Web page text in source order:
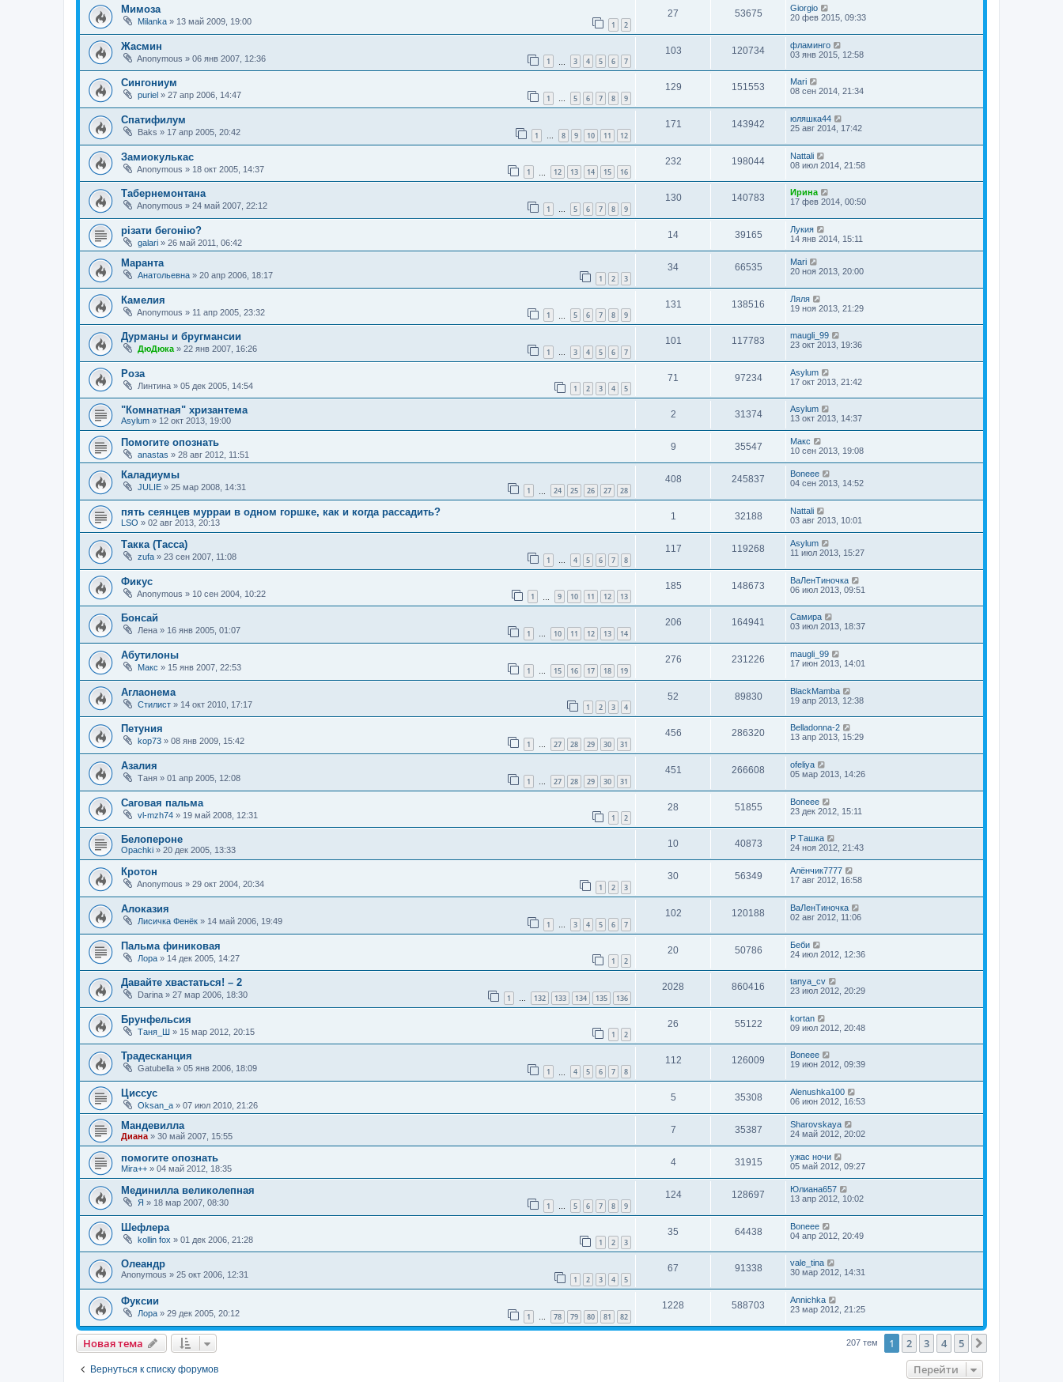
Мимоза
Milanka » 13 май 2009, 19:00 1 2
27 53675
Giorgio
20 фев 2015, 09:33
Жасмин
Anonymous » 06 янв 2007, 12:36 1 3 4 5 6 7
103 120734
фламинго
03 янв 2015, 12:58
Сингониум
puriel » 27 апр 2006, 14:47 1 … 5 6 7 8 9
129 151553
Mari
08 сен 2014, 21:34
Спатифилум
Baks » 17 апр 2005, 20:42 1 … 8 9 10 11 12
171 143942
юляшка44
25 авг 2014, 17:42
Замиокулькас
Anonymous » 18 окт 2005, 14:37 1 12 13 14 15 16
232 198044
Nattali
08 июл 2014, 21:58
Табернемонтана
Anonymous » 24 май 2007, 22:12 1 … 5 6 7 8 9
130 140783
Ирина
17 фев 2014, 00:50
різати бегонію?
galari » 26 май 2011, 06:42
14 39165
Лукия
14 янв 2014, 15:11
Маранта
Анатольевна » 20 апр 2006, 18:17 1 2 3
34 66535
Mari
20 ноя 2013, 20:00
Камелия
Anonymous » 11 апр 2005, 23:32 1 5 6 7 8 9
131 138516
Ляля
19 ноя 2013, 21:29
Дурманы и бругмансии
ДюДюка » 22 янв 2007, 16:26 1 … 3 4 5 6 7
101 117783
maugli_99
23 окт 2013, 19:36
Роза
Линтина » 05 дек 2005, 14:54 1 2 3 4 5
71 97234
Asylum
17 окт 2013, 21:42
"Комнатная" хризантема
Asylum » 12 окт 2013, 19:00
2 31374
Asylum
13 окт 2013, 14:37
Помогите опознать
anastas » 28 авг 2012, 11:51
9 35547
Макс
10 сен 2013, 19:08
Каладиумы
JULIE » 25 мар 2008, 14:31 1 24 25 26 27 28
408 245837
Boneee
04 сен 2013, 14:52
пять сеянцев мурраи в одном горшке, как и когда рассадить?
LSO » 02 авг 2013, 20:13
1 32188
Nattali
03 авг 2013, 10:01
Такка (Тасса)
zufa » 23 сен 2007, 11:08 1 … 4 5 6 7 8
117 119268
Asylum
11 июл 2013, 15:27
Фикус
Anonymous » 10 сен 2004, 10:22 1 9 10 11 12 13
185 148673
ВаЛенТиночка
06 июл 2013, 09:51
Бонсай
Лена » 16 янв 2005, 01:07 1 … 10 11 12 13 14
206 164941
Самира
03 июл 2013, 18:37
Абутилоны
Макс » 15 янв 2007, 22:53 1 … 15 16 17 18 19
276 231226
maugli_99
17 июн 2013, 14:01
Аглаонема
Стилист » 14 окт 2010, 17:17 1 2 3 4
52 89830
BlackMamba
19 апр 2013, 12:38
Петуния
kop73 » 08 янв 2009, 15:42 1 … 27 28 29 30 31
456 286320
Belladonna-2
13 апр 2013, 15:29
Азалия
Таня » 01 апр 2005, 12:08 1 … 27 28 29 30 31
451 266608
ofeliya
05 мар 2013, 14:26
Саговая пальма
vl-mzh74 » 19 май 2008, 12:31 1 2
28 51855
Boneee
23 дек 2012, 15:11
Белопероне
Opachki » 20 дек 2005, 13:33
10 40873
Р Ташка
24 ноя 2012, 21:43
Кротон
Anonymous » 29 окт 2004, 20:34 1 2 3
30 56349
Алёнчик7777
17 авг 2012, 16:58
Алоказия
Лисичка Фенёк » 14 май 2006, 19:49 1 3 4 5 6 7
102 120188
ВаЛенТиночка
02 авг 2012, 11:06
Пальма финиковая
Лора » 14 дек 2005, 14:27 1 2
20 50786
Беби
24 июл 2012, 12:36
Давайте хвастаться! – 2
Darina » 27 мар 2006, 18:30 1 … 132 133 134 135 136
2028 860416
tanya_cv
23 июл 2012, 20:29
Брунфельсия
Таня_Ш » 15 мар 2012, 20:15 1 2
26 55122
kortan
09 июл 2012, 20:48
Традесканция
Gatubella » 05 янв 2006, 18:09 1 4 5 6 7 8
112 126009
Boneee
19 июн 2012, 09:39
Циссус
Oksan_a » 07 июл 2010, 21:26
5 35308
Alenushka100
06 июн 2012, 16:53
Мандевилла
Диана » 30 май 2007, 15:55
7 35387
Sharovskaya
24 май 2012, 20:02
помогите опознать
Mira++ » 04 май 2012, 18:35
4 31915
ужас ночи
05 май 2012, 09:27
Мединилла великолепная
Я » 18 мар 2007, 08:30 1 … 5 6 7 8 9
124 128697
Юлиана657
13 апр 2012, 10:02
Шефлера
kollin fox » 01 дек 2006, 21:28 1 2 3
35 64438
Boneee
04 апр 2012, 20:49
Олеандр
Anonymous » 25 окт 2006, 12:31 1 2 3 4 5
67 91338
vale_tina
30 мар 2012, 14:31
Фуксии
Лора » 29 дек 2005, 20:12 1 … 78 79 80 81 82
1228 588703
Annichka
23 мар 2012, 21:25
Новая тема 207 тем 1 2 3 4 5
Вернуться к списку форумов Перейти